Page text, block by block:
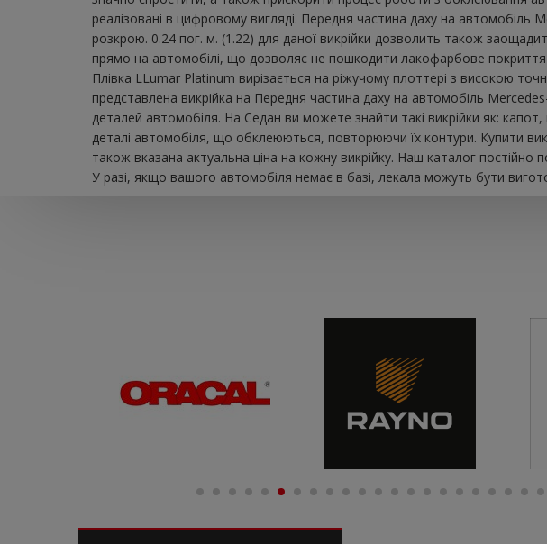
реалізовані в цифровому вигляді. Передня частина даху на
розкрою. 0.24 пог. м. (1.22) для даної викрійки дозволить також
прямо на автомобілі, що дозволяє не пошкодити лакофарбове покриття
Плівка LLumar Platinum вирізається на ріжучому плоттері з високою
представлена ​​викрійка на Передня частина даху на автомобіль
деталей автомобіля. На Седан ви можете знайти такі викрійки як:
деталі автомобіля, що обклеюються, повторюючи їх контури. Купити
також вказана актуальна ціна на кожну викрійку. Наш каталог
У разі, якщо вашого автомобіля немає в базі, лекала можуть бути